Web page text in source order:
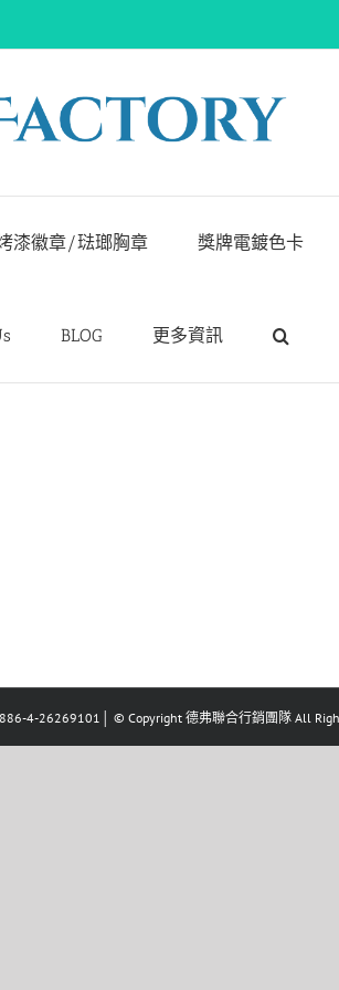
漆徽章/琺瑯胸章 獎牌電鍍色卡
BLOG 更多資訊
4-26269101│ © Copyright 德弗聯合行銷團隊 All